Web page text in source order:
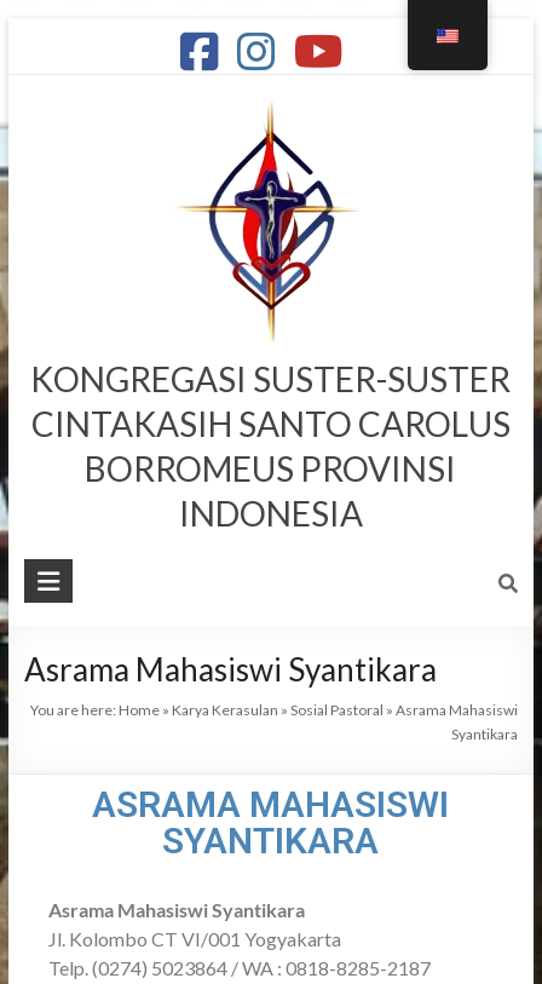
KONGREGASI SUSTER-SUSTER
CINTAKASIH SANTO CAROLUS
BORROMEUS PROVINSI
INDONESIA
Asrama Mahasiswi Syantikara
You are here: Home » Karya Kerasulan »Sosial Pastoral »Asrama Mahasiswi
Syantikara
ASRAMA MAHASISWI
SYANTIKARA
Asrama Mahasiswi Syantikara
Jl. Kolombo CT VI/001 Yogyakarta
Telp. (0274) 5023864 / WA : 0818-8285-2187